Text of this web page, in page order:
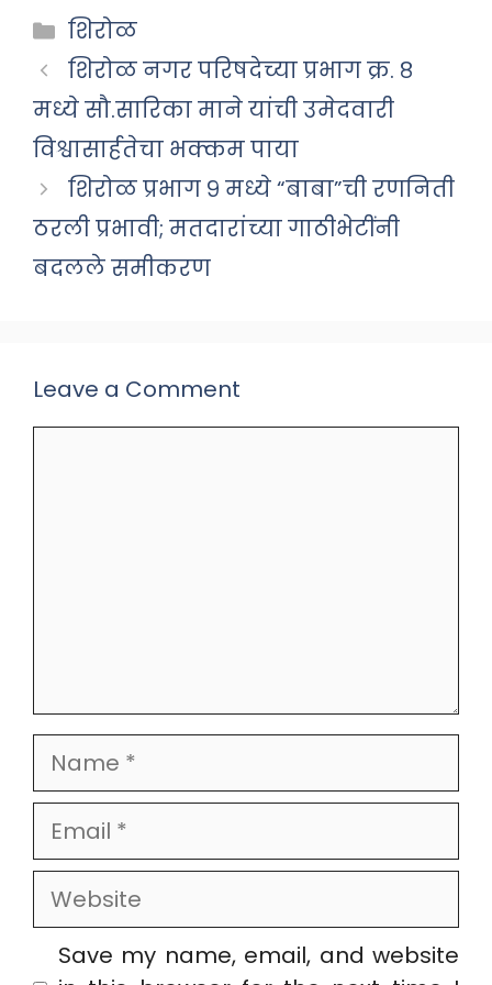
Categories
शिरोळ
शिरोळ नगर परिषदेच्या प्रभाग क्र. ८
मध्ये सौ.सारिका माने यांची उमेदवारी
विश्वासार्हतेचा भक्कम पाया
शिरोळ प्रभाग ९ मध्ये “बाबा”ची रणनिती
ठरली प्रभावी; मतदारांच्या गाठीभेटींनी
बदलले समीकरण
Leave a Comment
Name
Email
Website
Save my name, email, and website